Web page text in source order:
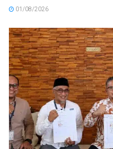
01/08/2026